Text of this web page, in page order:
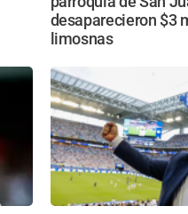
desaparecieron $3
limosnas